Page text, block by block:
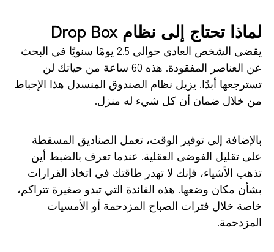
لماذا تحتاج إلى نظام Drop Box
يقضي الشخص العادي حوالي 2.5 يومًا سنويًا في البحث
عن العناصر المفقودة. هذه 60 ساعة من حياتك لن
تسترجعها أبدًا. يزيل نظام الصندوق المنسدل هذا الإحباط
من خلال ضمان أن كل شيء له منزل.
بالإضافة إلى توفير الوقت، تعمل الصناديق المسقطة
على تقليل الفوضى العقلية. عندما تعرف بالضبط أين
تذهب الأشياء، فإنك لا تهدر طاقتك في اتخاذ القرارات
بشأن مكان وضعها. هذه الفائدة التي تبدو صغيرة تتراكم،
خاصة خلال فترات الصباح المزدحمة أو الأمسيات
المزدحمة.